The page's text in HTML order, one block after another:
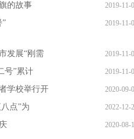
的故事 2019-11-
” 2019-11-
发展“刚需 2019-11-
号”累计 2019-11-
学校举行开 2020-09-
点”为 2022-12-
2020-08-